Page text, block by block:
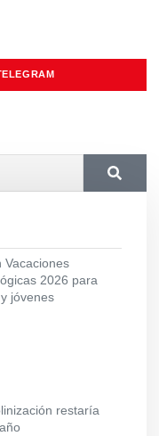
Vacaciones
2026 para
jóvenes
restaría